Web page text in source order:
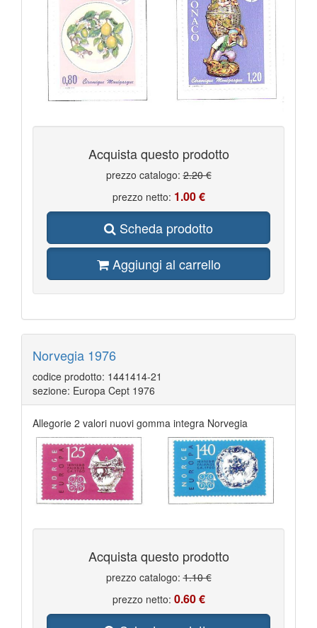
Acquista questo prodotto
prezzo catalogo:2.20 €
prezzo netto: 1.00 €
Scheda prodotto
Aggiungi al carrello
Norvegia 1976
codice prodotto: 1441414-21
sezione: Europa Cept 1976
Allegorie 2 valori nuovi gomma integra Norvegia
Acquista questo prodotto
prezzo catalogo:1.10 €
prezzo netto: 0.60 €